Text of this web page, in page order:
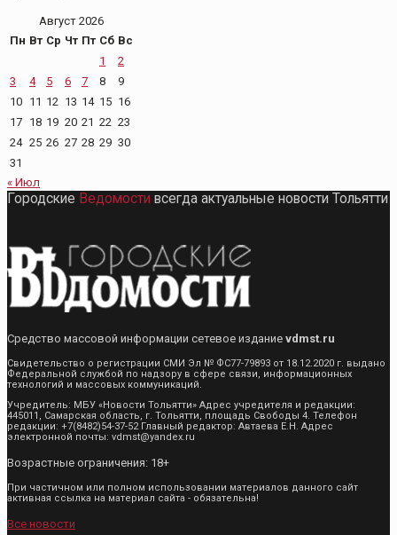
Август 2026
Пн Вт Ср Чт Пт Сб Вс
1
2
3
4 5 6 7 8
9
10 11 12 13 14 15 16
17 18 19 20 21 22 23
24 25 26 27 28 29 30
31
« Июл
Городские Ведомости всегда актуальные новости Тольятти
Средство массовой информации сетевое издание vdmst.ru
Свидетельство о регистрации СМИ Эл № ФС77-79893 от 18.12.2020 г. выдано
Федеральной службой по надзору в сфере связи, информационных
технологий и массовых коммуникаций.
Учредитель: МБУ «Новости Тольятти» Адрес учредителя и редакции:
445011, Самарская область, г. Тольятти, площадь Свободы 4. Телефон
редакции: +7(8482)54-37-52 Главный редактор: Автаева Е.Н. Адрес
электронной почты: vdmst@yandex.ru
Возрастные ограничения: 18+
При частичном или полном использовании материалов данного сайт
активная ссылка на материал сайта - обязательна!
Все новости